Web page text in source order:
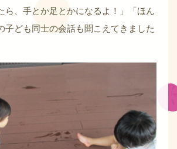
ら、手とか足とかになるよ！」「ほん
子ども同士の会話も聞こえてきました